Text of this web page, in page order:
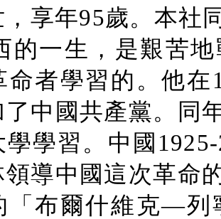
享年95歲。本社
的一生，是艱苦
命者學習的。他
了中國共產黨。同
學學習。中國
導中國這次革命
「布爾什維克—列